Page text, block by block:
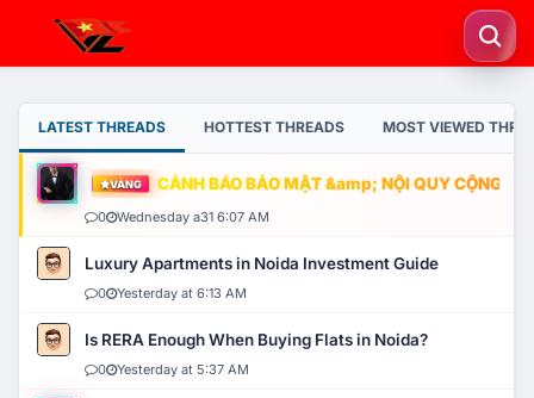
LATEST THREADS HOTTEST THREADS MOST VIEWED
VÀNG CẢNH BÁO BẢO MẬT &amp; NỘI QUY CỘNG
0 Wednesday a31 6:07 AM
Luxury Apartments in Noida Investment Guide
0 Yesterday at 6:13 AM
Is RERA Enough When Buying Flats in Noida?
0 Yesterday at 5:37 AM